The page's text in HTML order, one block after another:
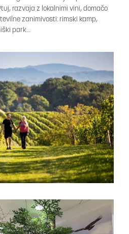
razvaja z lokalnimi vini, domačo
zanimivosti: rimski kamp,
park…